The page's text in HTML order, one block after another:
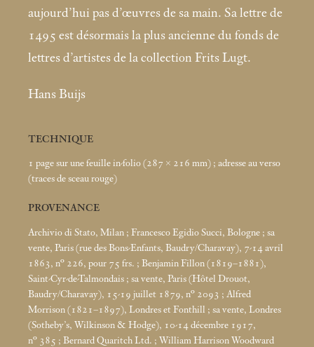
aujourd’hui pas d’œuvres de sa main. Sa lettre de
1495 est désormais la plus ancienne du fonds de
lettres d’artistes de la collection Frits Lugt.
Hans Buijs
TECHNIQUE
1 page sur une feuille in-folio (287 × 216 mm) ; adresse au verso
(traces de sceau rouge)
PROVENANCE
Archivio di Stato, Milan ; Francesco Egidio Succi, Bologne ; sa
vente, Paris (rue des Bons-Enfants, Baudry/Charavay), 7-14 avril
1863, n° 226, pour 75 frs. ; Benjamin Fillon (1819–1881),
Saint-Cyr-de-Talmondais ; sa vente, Paris (Hôtel Drouot,
Baudry/Charavay), 15-19 juillet 1879, n° 2093 ; Alfred
Morrison (1821–1897), Londres et Fonthill ; sa vente, Londres
(Sotheby’s, Wilkinson & Hodge), 10-14 décembre 1917,
n° 385 ; Bernard Quaritch Ltd. ; William Harrison Woodward